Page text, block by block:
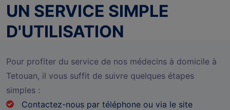
UN SERVICE SIMPLE
D'UTILISATION
Pour profiter du service de nos médecins à domicile à
Tetouan, il vous suffit de suivre quelques étapes
simples :
Contactez-nous par téléphone ou via le site